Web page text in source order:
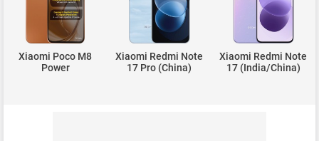
Xiaomi Poco M8
Power
Xiaomi Redmi Note
17 Pro (China)
Xiaomi Redmi Note
17 (India/China)